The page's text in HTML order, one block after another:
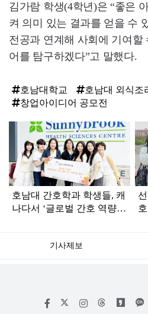
김가람 학생(4학년)은 “좋은
켜 의미 있는 결과를 얻을 수
전공과 연계해 사회에 기여할
어를 탐구하겠다”고 말했다.
호남대학교
호남대 외식조
창업아이디어 공모전
호남대 간호학과 학생들, 캐
나다서 ‘글로벌 간호 역량’
기사제보
페
인